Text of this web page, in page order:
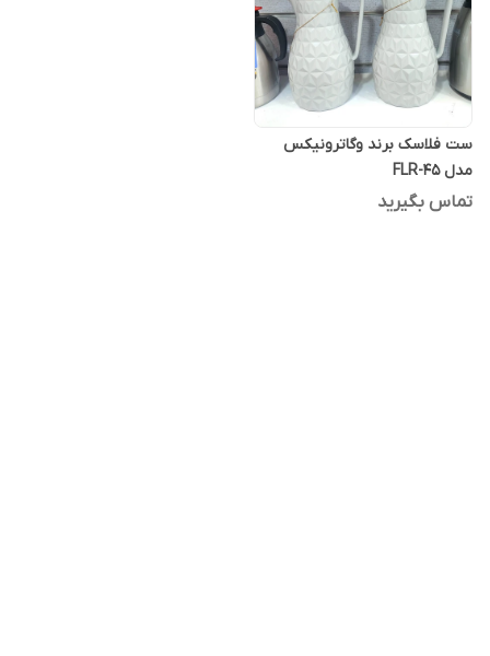
ست فلاسک برند وگاترونیکس
مدل FLR-45
تماس بگیرید